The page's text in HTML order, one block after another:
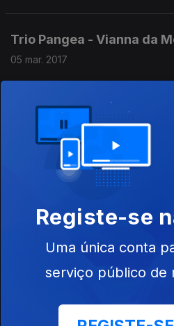
Trio Pangea - Vianna da
05 mar. 2017
Quartetos de Vianna da
São Roque.
Nella Maissa interpreta
para piano de João
19 fev. 2017
O compositor e pianista
Registe-se
Uma única conta
serviço público de